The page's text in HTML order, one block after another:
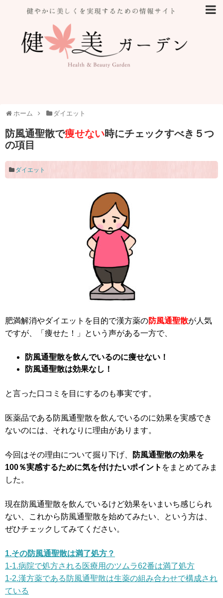
ホーム ダイエット
防風通聖散で痩せない時にチェックすべき５つ
の項目
ダイエット
肥満解消やダイエットを目的で漢方薬の防風通聖散が人気
ですが、「痩せた！」という声がある一方で、
防風通聖散を飲んでいるのに痩せない！
防風通聖散は効果なし！
と言った口コミを目にするのも事実です。
医薬品である防風通聖散を飲んでいるのに効果を実感でき
ないのには、それなりに理由があります。
今回はその理由について掘り下げ、
防風通聖散の効果を
100％実感するために気を付けたいポイント をまとめてみま
した。
現在防風通聖散を飲んでいるけど効果をいまいち感じられ
ない、これから防風通聖散を始めてみたい、という方は、
ぜひチェックしてみてください。
1.その防風通聖散は満了処方？
1-1.病院で処方される医療用のツムラ62番は満了処方
1-2.漢方薬である防風通聖散は生薬の組み合わせで構成され
ている